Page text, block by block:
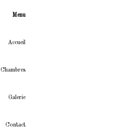
Menu
Accueil
Chambres
Galerie
Contact